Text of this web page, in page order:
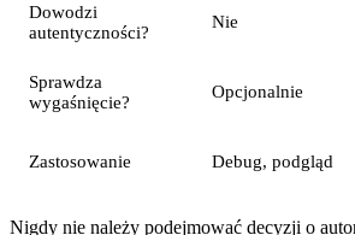
Dowodzi
autentyczności?
Nie
Sprawdza
wygaśnięcie?
Opcjonalnie
Zastosowanie Debug, podgląd
Nigdy nie należy podejmować decyzji o